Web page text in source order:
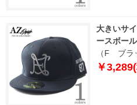
大きいサ
ースボー
（F ブラ
￥